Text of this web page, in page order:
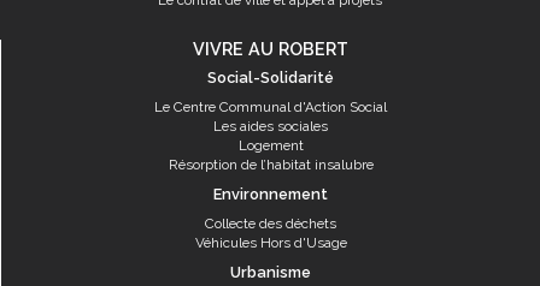
VIVRE AU ROBERT
Social-Solidarité
Le Centre Communal d'Action Social
Les aides sociales
Logement
Résorption de l’habitat insalubre
Environnement
Collecte des déchets
Véhicules Hors d'Usage
Urbanisme